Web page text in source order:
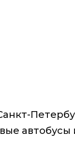
автобусы